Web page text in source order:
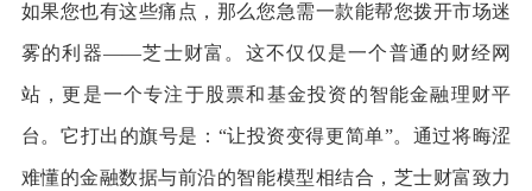
如果您也有这些痛点，那么您急需一款能帮您拨开市场迷
雾的利器——芝士财富。这不仅仅是一个普通的财经网
站，更是一个专注于股票和基金投资的智能金融理财平
台。它打出的旗号是：“让投资变得更简单”。通过将晦涩
难懂的金融数据与前沿的智能模型相结合，芝士财富致力